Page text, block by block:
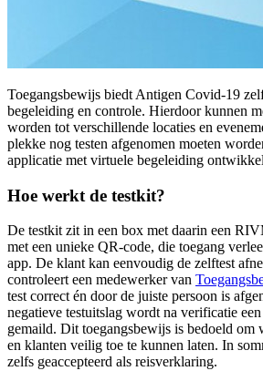
Toegangsbewijs biedt Antigen Covid-19
begeleiding en controle. Hierdoor kunnen
worden tot verschillende locaties en
plekke nog testen afgenomen moeten
applicatie met virtuele begeleiding
Hoe werkt de testkit?
De testkit zit in een box met daarin een
met een unieke QR-code, die toegang
app. De klant kan eenvoudig de zelftest
controleert een medewerker van
test correct én door de juiste persoon is
negatieve testuitslag wordt na verificatie
gemaild. Dit toegangsbewijs is bedoeld om
en klanten veilig toe te kunnen laten. In
zelfs geaccepteerd als reisverklaring.